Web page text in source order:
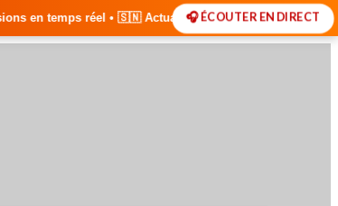
• 🇸🇳 Actualités du Sénégal • 🌍 Actualités🎧 ÉCOUTER EN DIRECT